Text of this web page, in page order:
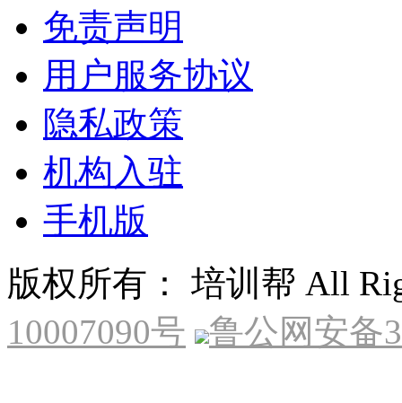
免责声明
用户服务协议
隐私政策
机构入驻
手机版
版权所有： 培训帮 All
10007090号
鲁公网安备